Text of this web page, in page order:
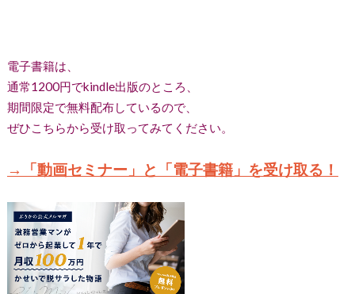
電子書籍は、
通常1200円でkindle出版のところ、
期間限定で無料配布しているので、
ぜひこちらから受け取ってみてください。
→「動画セミナー」と「電子書籍」を受け取る！